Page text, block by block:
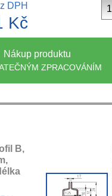
DPH
Kč
Nákup produktu
ZPRACOVÁNÍM
B,